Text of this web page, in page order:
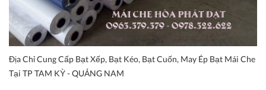
Địa Chỉ Cung Cấp Bạt Xếp, Bạt Kéo, Bạt Cuốn, May Ép Bạt Mái Che
Tại TP TAM KỲ - QUẢNG NAM